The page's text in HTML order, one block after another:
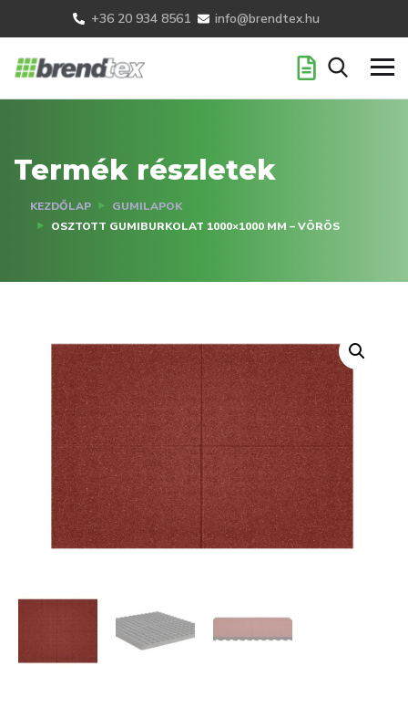
+36 20 934 8561 info@brendtex.hu
Termék részletek
KEZDŐLAP
GUMILAPOK
OSZTOTT GUMIBURKOLAT 1000×1000 MM – VÖRÖS